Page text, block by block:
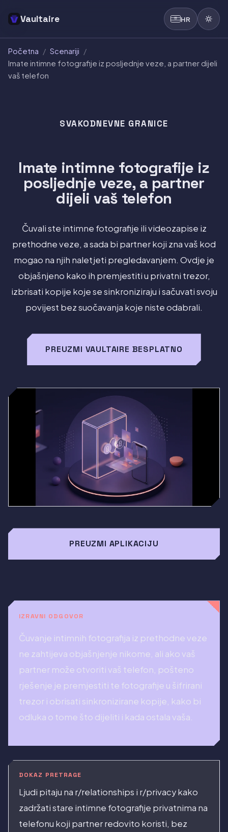
Vaultaire HR
Početna / Scenariji /
Imate intimne fotografije iz posljednje veze, a partner dijeli
vaš telefon
SVAKODNEVNE GRANICE
Imate intimne fotografije iz
posljednje veze, a partner
dijeli vaš telefon
Čuvali ste intimne fotografije ili videozapise iz
prethodne veze, a sada bi partner koji zna vaš kod
mogao na njih naletjeti pregledavanjem. Ovdje je
objašnjeno kako ih premjestiti u privatni trezor,
izbrisati kopije koje se sinkroniziraju i sačuvati svoju
povijest bez suočavanja koje niste odabrali.
PREUZMI VAULTAIRE BESPLATNO
PREUZMI APLIKACIJU
IZRAVNI ODGOVOR
Čuvanje intimnih fotografija iz prethodne veze
ne zahtijeva objašnjenje nikome, ali ako vaš
partner može otvoriti vaš telefon, pošteno
rješenje je premjestiti te fotografije u šifrirani
trezor i obrisati sinkronizirane kopije, kako bi
odluka o tome što dijeliti i kada ostala vaša.
DOKAZ PRETRAGE
Ljudi pitaju na r/relationships i r/privacy kako
zadržati stare intimne fotografije privatnima na
telefonu koji partner redovito koristi, bez